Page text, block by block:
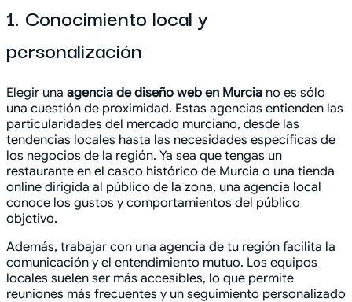
1. Conocimiento local y
personalización
Elegir una agencia de diseño web en Murcia no es sólo
una cuestión de proximidad. Estas agencias entienden las
particularidades del mercado murciano, desde las
tendencias locales hasta las necesidades específicas de
los negocios de la región. Ya sea que tengas un
restaurante en el casco histórico de Murcia o una tienda
online dirigida al público de la zona, una agencia local
conoce los gustos y comportamientos del público
objetivo.
Además, trabajar con una agencia de tu región facilita la
comunicación y el entendimiento mutuo. Los equipos
locales suelen ser más accesibles, lo que permite
reuniones más frecuentes y un seguimiento personalizado